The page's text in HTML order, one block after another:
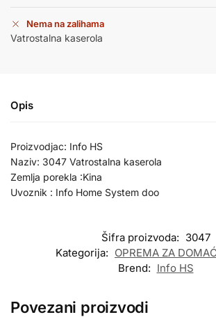
Nema na zalihama
Vatrostalna kaserola
Opis
Proizvodjac: Info HS
Naziv: 3047 Vatrostalna kaserola
Zemlja porekla :Kina
Uvoznik : Info Home System doo
Šifra proizvoda: 3047
Kategorija: OPREMA ZA
Brend: Info HS
Povezani proizvodi